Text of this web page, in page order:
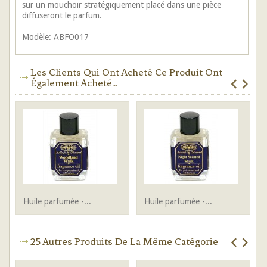
sur un mouchoir stratégiquement placé dans une pièce
diffuseront le parfum.
Modèle: ABFO017
Les Clients Qui Ont Acheté Ce Produit Ont
Également Acheté...
Huile parfumée -... Huile parfumée -...
25 Autres Produits De La Même Catégorie